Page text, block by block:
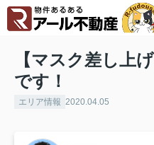
【マスク差し上
です！
エリア情報 2020.04.05